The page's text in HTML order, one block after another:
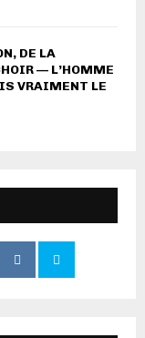
DE LA
— L’HOMME
VRAIMENT LE